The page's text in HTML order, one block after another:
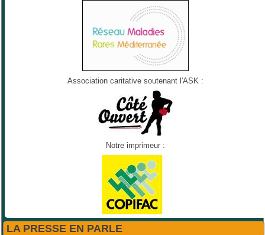
Association caritative soutenant l'ASK :
Notre imprimeur :
LA PRESSE EN PARLE